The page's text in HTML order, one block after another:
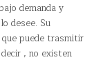
demanda y
desee. Su
puede trasmitir
, no existen